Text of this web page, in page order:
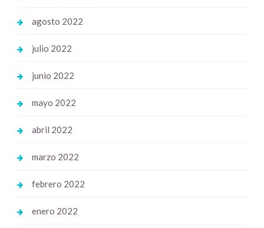
agosto 2022
julio 2022
junio 2022
mayo 2022
abril 2022
marzo 2022
febrero 2022
enero 2022